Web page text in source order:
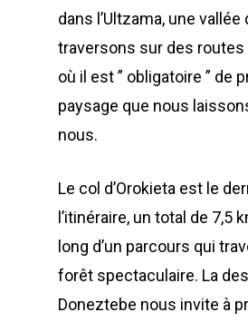
dans l’Ultzama, une vallée
traversons sur des
où il est ” obligatoire ” de
paysage que nous
nous.
Le col d’Orokieta est le
l’itinéraire, un total de 7,5
long d’un parcours qui
forêt spectaculaire. La
Doneztebe nous invite à